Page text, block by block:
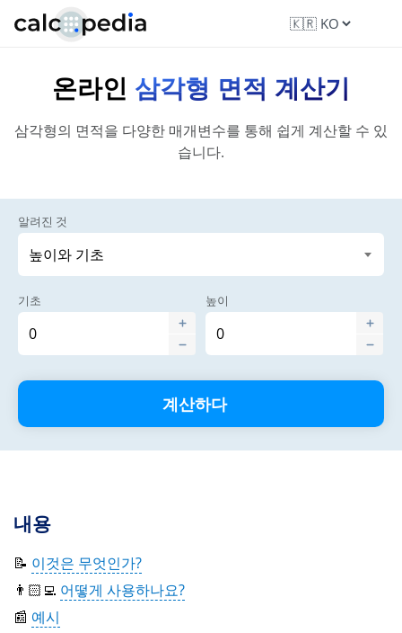
온라인 삼각형 면적 계산기
삼각형의 면적을 다양한 매개변수를 통해 쉽게 계산할 수 있
습니다.
알려진 것
기초 높이
계산하다
내용
📝 이것은 무엇인가?
👨🏻‍💻 어떻게 사용하나요?
📰 예시